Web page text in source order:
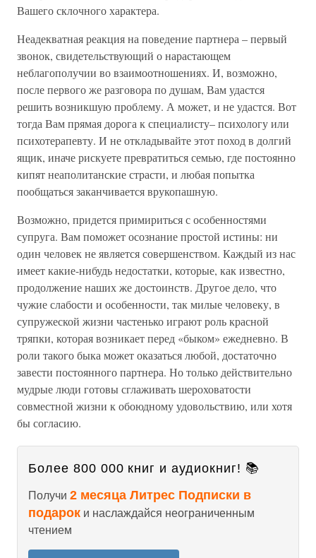
Вашего склочного характера.
Неадекватная реакция на поведение партнера – первый
звонок, свидетельствующий о нарастающем
неблагополучии во взаимоотношениях. И, возможно,
после первого же разговора по душам, Вам удастся
решить возникшую проблему. А может, и не удастся. Вот
тогда Вам прямая дорога к специалисту– психологу или
психотерапевту. И не откладывайте этот поход в долгий
ящик, иначе рискуете превратиться семью, где постоянно
кипят неаполитанские страсти, и любая попытка
пообщаться заканчивается врукопашную.
Возможно, придется примириться с особенностями
супруга. Вам поможет осознание простой истины: ни
один человек не является совершенством. Каждый из нас
имеет какие-нибудь недостатки, которые, как известно,
продолжение наших же достоинств. Другое дело, что
чужие слабости и особенности, так милые человеку, в
супружеской жизни частенько играют роль красной
тряпки, которая возникает перед «быком» ежедневно. В
роли такого быка может оказаться любой, достаточно
завести постоянного партнера. Но только действительно
мудрые люди готовы сглаживать шероховатости
совместной жизни к обоюдному удовольствию, или хотя
бы согласию.
Более 800 000 книг и аудиокниг! 📚
Получи 2 месяца Литрес Подписки в
подарок и наслаждайся неограниченным
чтением